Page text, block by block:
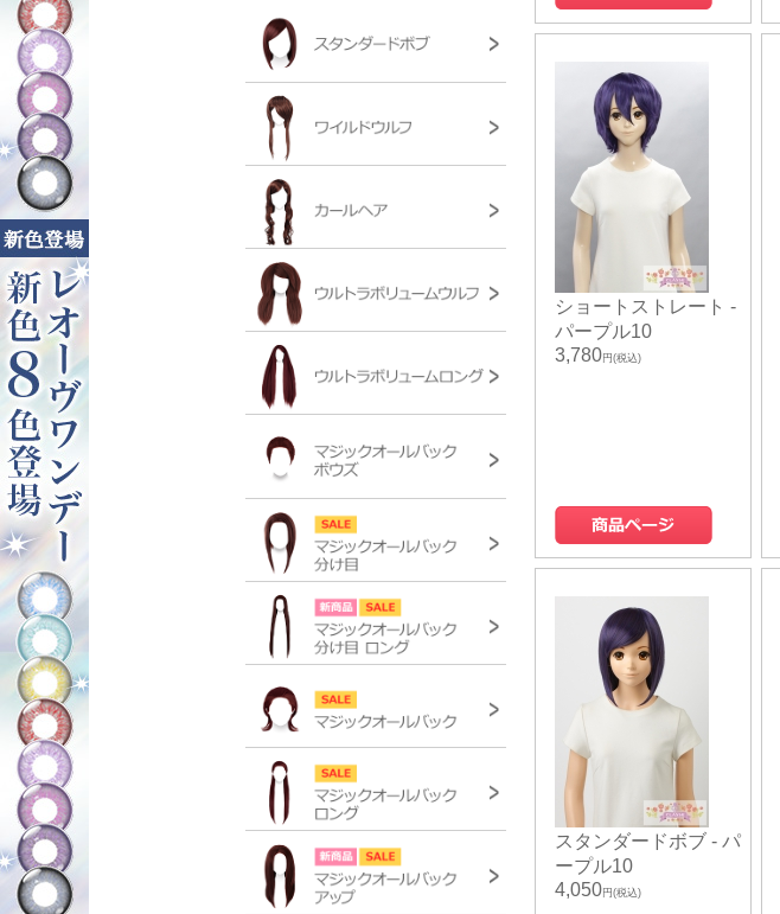
ショートストレート -
パープル10
3,780円(税込)
スタンダードボブ - パ
ープル10
4,050円(税込)